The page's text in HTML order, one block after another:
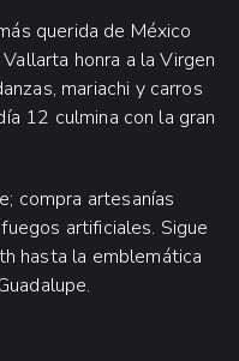
querida de México
honra a la Virgen
mariachi y carros
12 culmina con la gran
compra artesanías
artificiales. Sigue
hasta la emblemática